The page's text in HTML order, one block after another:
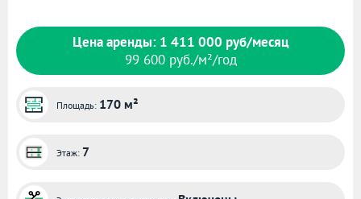
Цена аренды: 1 411 000 руб/месяц
99 600 руб./м²/год
Площадь: 170 м²
Этаж: 7